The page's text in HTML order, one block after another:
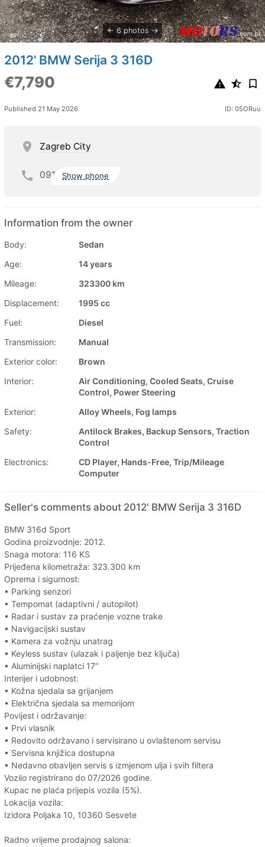
6 photos
2012' BMW Serija 3 316D
€7,790
Published 21 May 2026 ID: 05ORuu
Zagreb City
091 Show phone
Information from the owner
Body:
Sedan
Age:
14 years
Mileage:
323300 km
Displacement:
1995 cc
Fuel:
Diesel
Transmission:
Manual
Exterior color:
Brown
Interior:
Air Conditioning, Cooled Seats, Cruise
Control, Power Steering
Exterior:
Alloy Wheels, Fog lamps
Safety:
Antilock Brakes, Backup Sensors, Traction
Control
Electronics:
CD Player, Hands-Free, Trip/Mileage
Computer
Seller's comments about 2012' BMW Serija 3 316D
BMW 316d Sport
Godina proizvodnje: 2012.
Snaga motora: 116 KS
Prijeđena kilometraža: 323.300 km
Oprema i sigurnost:
• Parking senzori
• Tempomat (adaptivni / autopilot)
• Radar i sustav za praćenje vozne trake
• Navigacijski sustav
• Kamera za vožnju unatrag
• Keyless sustav (ulazak i paljenje bez ključa)
• Aluminijski naplatci 17”
Interijer i udobnost:
• Kožna sjedala sa grijanjem
• Električna sjedala sa memorijom
Povijest i održavanje:
• Prvi vlasnik
• Redovito održavano i servisirano u ovlaštenom servisu
• Servisna knjižica dostupna
• Nedavno obavljen servis s izmjenom ulja i svih filtera
Vozilo registrirano do 07/2026 godine.
Kupac ne plaća prijepis vozila (5%).
Lokacija vozila:
Izidora Poljaka 10, 10360 Sesvete
Radno vrijeme prodajnog salona: